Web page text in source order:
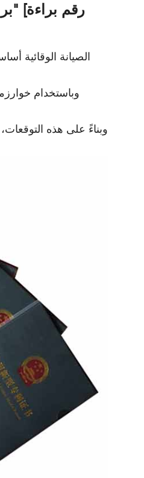
الصيانة الوقائية
وباستخدام